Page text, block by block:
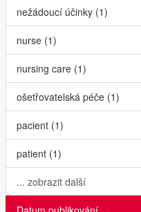
nežádoucí účinky (1)
nurse (1)
nursing care (1)
ošetřovatelská péče (1)
pacient (1)
patient (1)
... zobrazit další